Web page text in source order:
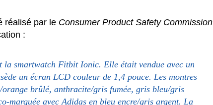
réalisé par le Consumer Product Safety Commission
:
la smartwatch Fitbit Ionic. Elle était vendue avec un
un écran LCD couleur de 1,4 pouce. Les montres
orange brûlé, anthracite/gris fumée, gris bleu/gris
marquée avec Adidas en bleu encre/gris argent. La